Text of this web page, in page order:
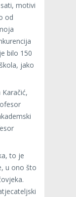
motivi
od
bilo 150
jako
to je
u ono što